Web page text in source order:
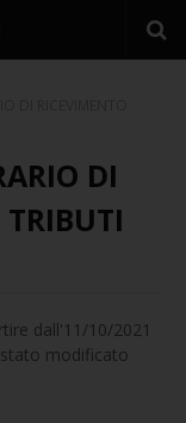
DI
dall'11/10/2021
modificato